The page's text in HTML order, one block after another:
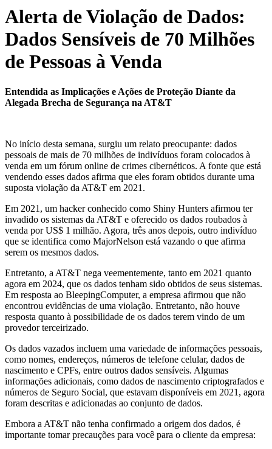
Alerta de Violação de Dados:
Dados Sensíveis de 70 Milhões
de Pessoas à Venda
Entendida as Implicações e Ações de Proteção Diante da
Alegada Brecha de Segurança na AT&T
No início desta semana, surgiu um relato preocupante: dados
pessoais de mais de 70 milhões de indivíduos foram colocados à
venda em um fórum online de crimes cibernéticos. A fonte que está
vendendo esses dados afirma que eles foram obtidos durante uma
suposta violação da AT&T em 2021.
Em 2021, um hacker conhecido como Shiny Hunters afirmou ter
invadido os sistemas da AT&T e oferecido os dados roubados à
venda por US$ 1 milhão. Agora, três anos depois, outro indivíduo
que se identifica como MajorNelson está vazando o que afirma
serem os mesmos dados.
Entretanto, a AT&T nega veementemente, tanto em 2021 quanto
agora em 2024, que os dados tenham sido obtidos de seus sistemas.
Em resposta ao BleepingComputer, a empresa afirmou que não
encontrou evidências de uma violação. Entretanto, não houve
resposta quanto à possibilidade de os dados terem vindo de um
provedor terceirizado.
Os dados vazados incluem uma variedade de informações pessoais,
como nomes, endereços, números de telefone celular, dados de
nascimento e CPFs, entre outros dados sensíveis. Algumas
informações adicionais, como dados de nascimento criptografados e
números de Seguro Social, que estavam disponíveis em 2021, agora
foram descritas e adicionadas ao conjunto de dados.
Embora a AT&T não tenha confirmado a origem dos dados, é
importante tomar precauções para você para o cliente da empresa: